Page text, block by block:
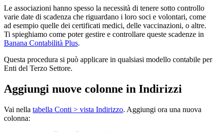
Le associazioni hanno spesso la necessità di tenere sotto controllo
varie date di scadenza che riguardano i loro soci e volontari, come
ad esempio quelle dei certificati medici, delle vaccinazioni, o altre.
Ti spieghiamo come poter gestire e controllare queste scadenze in
Banana Contabilità Plus.
Questa procedura si può applicare in qualsiasi modello contabile per
Enti del Terzo Settore.
Aggiungi nuove colonne in Indirizzi
Vai nella tabella Conti > vista Indirizzo. Aggiungi ora una nuova
colonna: